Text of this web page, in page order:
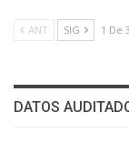
ANT SIG 1 De
DATOS